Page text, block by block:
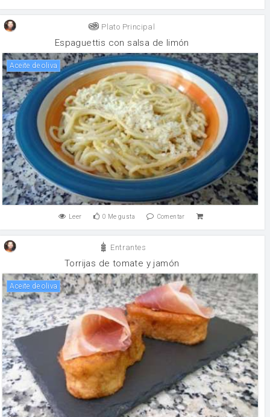
Plato Principal
Espaguettis con salsa de limón
aceite de oliva
Leer 0 Me gusta Comentar
Entrantes
Torrijas de tomate y jamón
aceite de oliva